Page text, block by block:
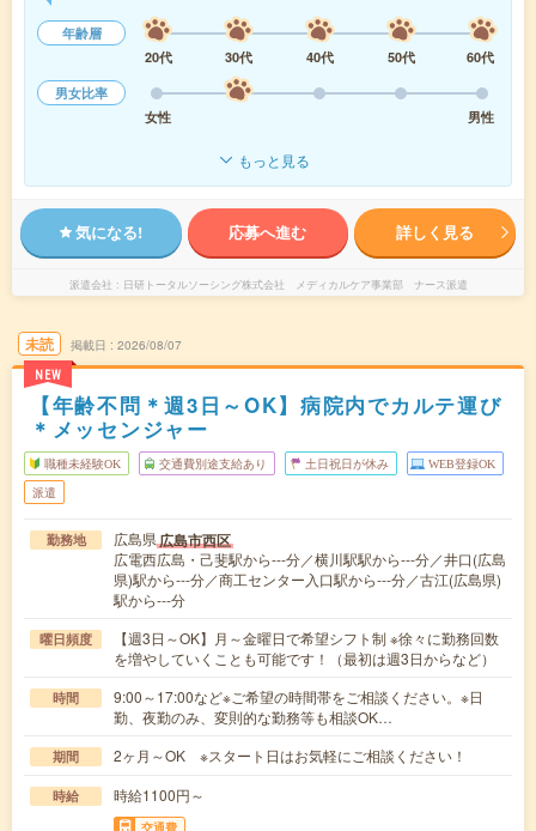
年齢層
20代
30代 40代 50代
60代
男女比率
女性
男性
もっと見る
気になる! 応募へ進む 詳しく見る
派遣会社 日研トータルソーシング株式会社 メディカルケア事業部 ナース派遣
未読
NEW
掲載日 2026/08/07
【年齢不問＊週3日～OK】病院内でカルテ運び
＊メッセンジャー
職種未経験OK 交通費別途支給あり 土日祝日が休み WEB登録OK
派遣
勤務地 広島県広島市西区
広電西広島・己斐駅から---分／横川駅駅から---分／井口(広島
県)駅から---分／商工センター入口駅から---分／古江(広島県)
駅から---分
曜日頻度
【週3日～OK】月～金曜日で希望シフト制 ※徐々に勤務回数
を増やしていくことも可能です！（最初は週3日からなど）
時間
9:00～17:00など※ご希望の時間帯をご相談ください。※日
勤、夜勤のみ、変則的な勤務等も相談OK…
期間 2ヶ月～OK ※スタート日はお気軽にご相談ください！
時給 時給1100円～
交通費